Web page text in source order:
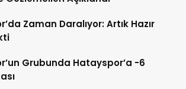
Zaman Daralıyor: Artık Hazır
Grubunda Hatayspor’a -6